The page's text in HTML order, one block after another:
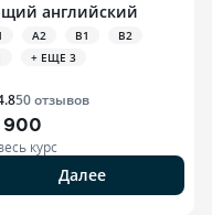
английский
A2 B1
B2
+ ЕЩЕ 3
50отзывов
900
курс
Далее